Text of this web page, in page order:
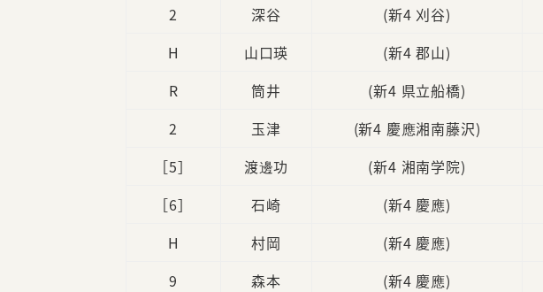
2
深谷 (新4 刈谷)
H
山口瑛 (新4 郡山)
R
筒井 (新4 県立船橋)
2
玉津 (新4 慶應湘南藤沢)
［5］
渡邊功 (新4 湘南学院)
［6］
石崎 (新4 慶應)
H
村岡 (新4 慶應)
9
森本 (新4 慶應)